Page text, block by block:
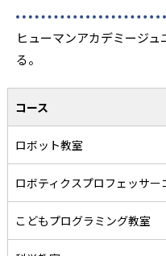
ヒューマンアカデミージ
る。
コース
ロボット教室
ロボティクスプロフェッサー
こどもプログラミング教室